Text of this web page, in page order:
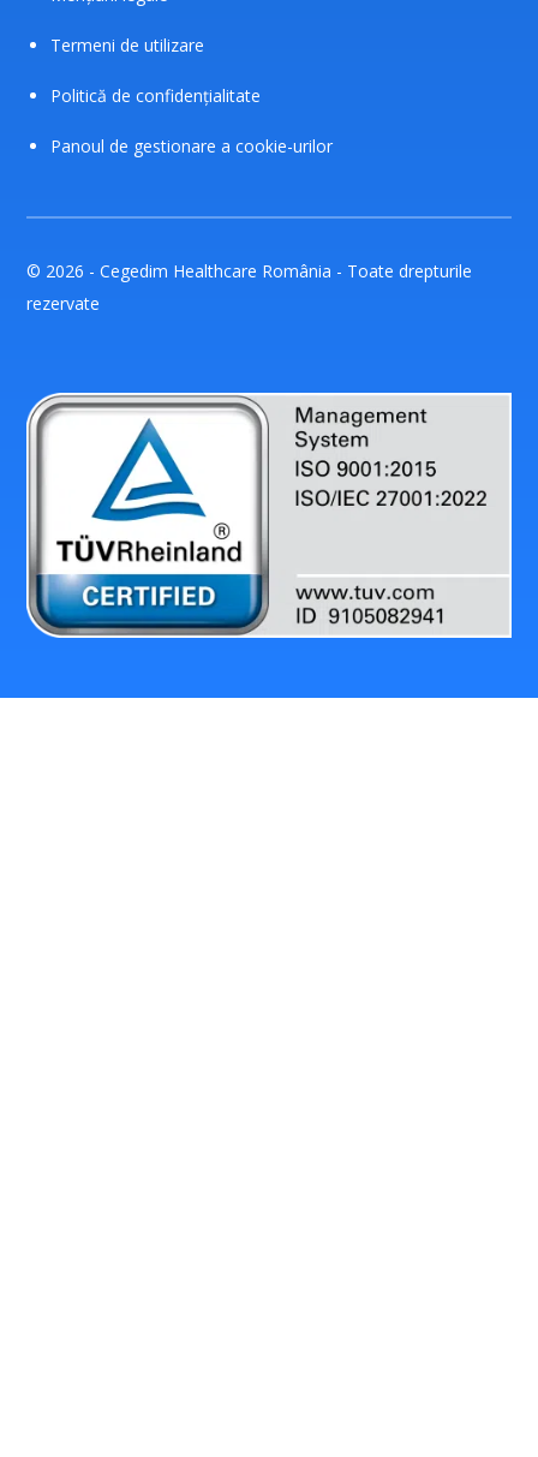
Termeni de utilizare
Politică de confidențialitate
Panoul de gestionare a cookie-urilor
© 2026 - Cegedim Healthcare România - Toate drepturile
rezervate